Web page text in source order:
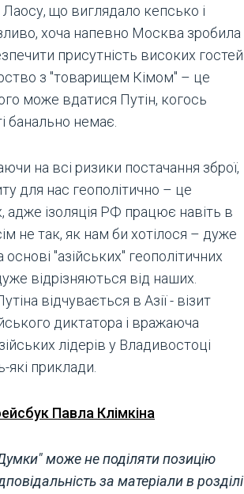
що виглядало кепсько і
хоча напевно Москва зробила
присутність високих гостей
з "товарищем Кімом" – це
може вдатися Путін, когось
банально немає.
на всі ризики постачання зброї,
для нас геополітично – це
адже ізоляція РФ працює навіть в
не так, як нам би хотілося – дуже
основі "азійських" геополітичних
відрізняються від наших.
відчувається в Азії - візит
диктатора і вражаюча
лідерів у Владивостоці
які приклади.
Павла Клімкіна
може не поділяти позицію
за матеріали в розділі